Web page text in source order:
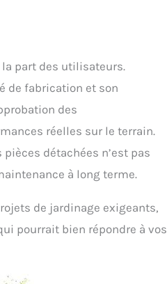
part des utilisateurs.
de fabrication et son
des
réelles sur le terrain.
détachées n’est pas
à long terme.
de jardinage exigeants,
pourrait bien répondre à vos